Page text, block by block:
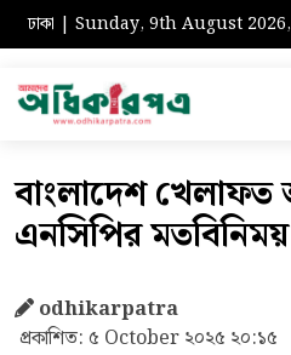
ঢাকা | Sunday, 9th August
বাংলাদেশ
এনসিপির মতবিনিময়
odhikarpatra
প্রকাশিত: ৫ October ২০২৫ ২০:১৫